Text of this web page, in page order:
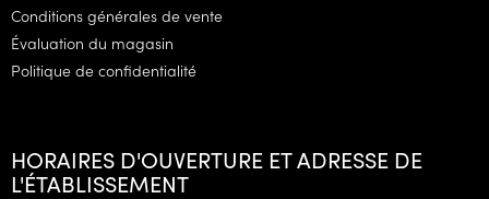
Conditions générales de vente
Évaluation du magasin
Politique de confidentialité
HORAIRES D'OUVERTURE ET ADRESSE DE
L'ÉTABLISSEMENT